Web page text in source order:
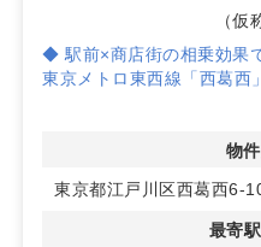
（
◆ 駅前×商店街の相乗効果
東京メトロ東西線「西葛西
って早期の認知形成が期待
◆ ファミリー層が厚い江戸
物
東京都江戸川区西葛西6-
最寄